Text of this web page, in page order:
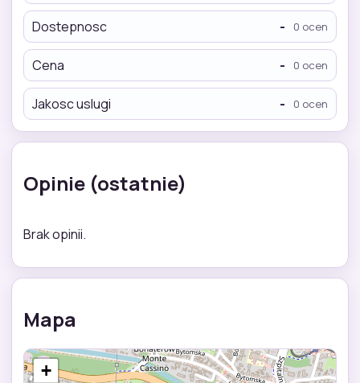
Dostepnosc - 0 ocen
Cena - 0 ocen
Jakosc uslugi - 0 ocen
Opinie (ostatnie)
Brak opinii.
Mapa
+